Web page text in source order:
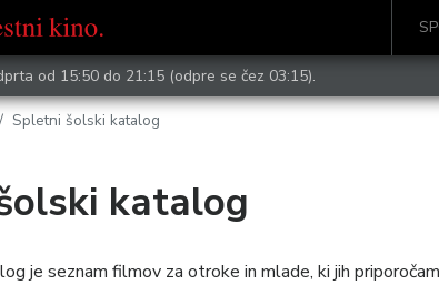
od 15:50 do 21:15 (odpre se čez 03:15).
Spletni šolski katalog
katalog
je seznam filmov za otroke in mlade, ki jih